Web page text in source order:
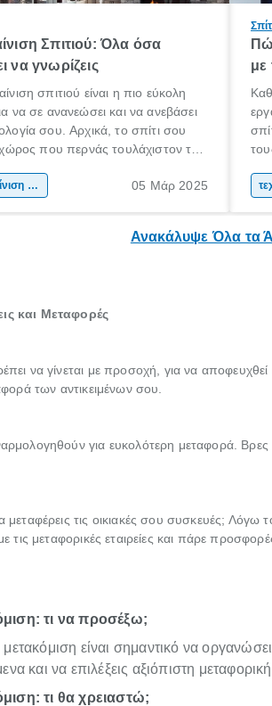
Σπιτιού: Όλα όσα
να γνωρίζεις
σπιτιού είναι η πιο εύκολη
να σε ανανεώσει και να ανεβάσει
σου. Αρχικά, το σπίτι σου
χώρος που περνάς τουλάχιστον το
θα πρέπει να είναι ένας χώρος
ανακαίνιση σπιτιού 05 Μάρ 2025
με
Ανακάλυψε Όλα τα
και Μεταφορές
να γίνεται με προσοχή, για να
των αντικειμένων σου.
για ευκολότερη μεταφορά.
μεταφέρεις τις οικιακές σου συσκευές;
τις μεταφορικές εταιρείες και πάρε
τι να προσέξω;
μετακόμιση είναι σημαντικό να
και να επιλέξεις αξιόπιστη μεταφορική
τι θα χρειαστώ;